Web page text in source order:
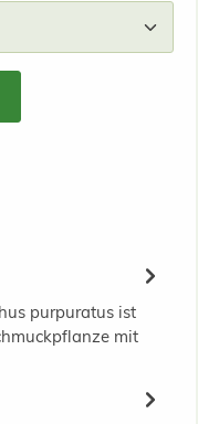
purpuratus ist
mit